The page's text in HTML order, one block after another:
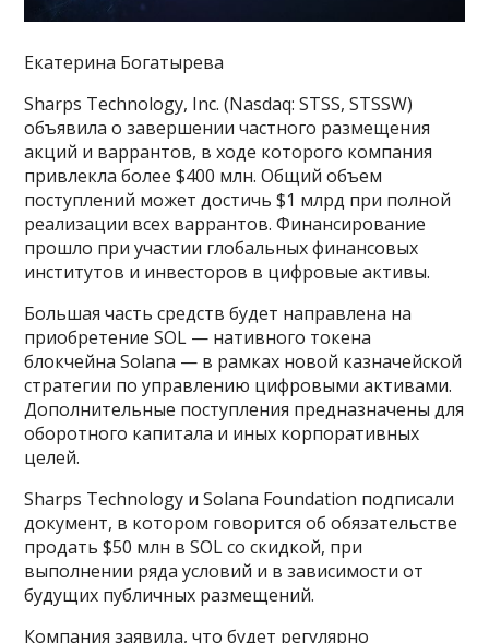
Екатерина Богатырева
Sharps Technology, Inc. (Nasdaq: STSS, STSSW)
объявила о завершении частного размещения
акций и варрантов, в ходе которого компания
привлекла более $400 млн. Общий объем
поступлений может достичь $1 млрд при полной
реализации всех варрантов. Финансирование
прошло при участии глобальных финансовых
институтов и инвесторов в цифровые активы.
Большая часть средств будет направлена на
приобретение SOL — нативного токена
блокчейна Solana — в рамках новой казначейской
стратегии по управлению цифровыми активами.
Дополнительные поступления предназначены для
оборотного капитала и иных корпоративных
целей.
Sharps Technology и Solana Foundation подписали
документ, в котором говорится об обязательстве
продать $50 млн в SOL со скидкой, при
выполнении ряда условий и в зависимости от
будущих публичных размещений.
Компания заявила, что будет регулярно